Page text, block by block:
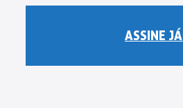
ASSINE